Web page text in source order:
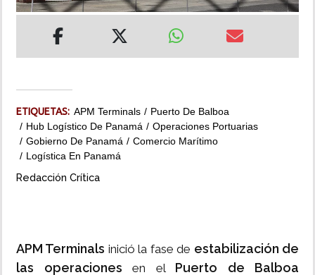
ETIQUETAS: APM Terminals
Puerto De Balboa
Hub Logístico De Panamá
Operaciones Portuarias
Gobierno De Panamá
Comercio Marítimo
Logística En Panamá
Redacción Crítica
APM Terminals inició la fase de estabilización de
las operaciones en el Puerto de Balboa